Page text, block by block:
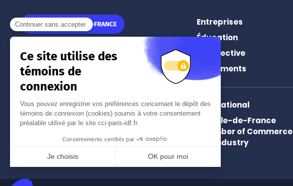
11 rue Léon Jouhaux
75010Paris
01 55 65 44 44
(prix d'un appel local)
Nos implantations à Paris
et en Île-de-France
Entreprises
Éducation
Prospective
Événements
International
Paris Ile-de-France
Chamber of Commerce
and Industry